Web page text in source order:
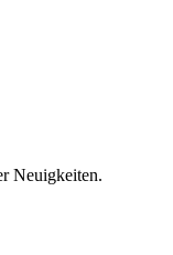
Neuigkeiten.